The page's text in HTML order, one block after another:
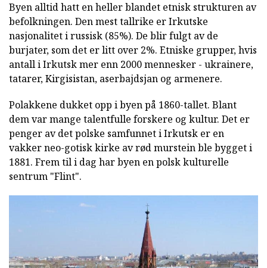
Byen alltid hatt en heller blandet etnisk strukturen av
befolkningen. Den mest tallrike er Irkutske
nasjonalitet i russisk (85%). De blir fulgt av de
burjater, som det er litt over 2%. Etniske grupper, hvis
antall i Irkutsk mer enn 2000 mennesker - ukrainere,
tatarer, Kirgisistan, aserbajdsjan og armenere.
Polakkene dukket opp i byen på 1860-tallet. Blant
dem var mange talentfulle forskere og kultur. Det er
penger av det polske samfunnet i Irkutsk er en
vakker neo-gotisk kirke av rød murstein ble bygget i
1881. Frem til i dag har byen en polsk kulturelle
sentrum "Flint".